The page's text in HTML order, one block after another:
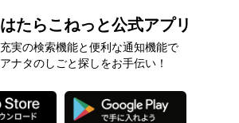
はたらこねっと公式アプリ
充実の検索機能と便利な通知機能で
アナタのしごと探しをお手伝い！